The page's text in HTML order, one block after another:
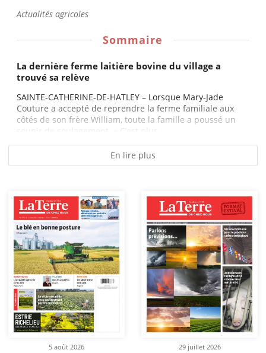
Actualités agricoles
Sommaire
La dernière ferme laitière bovine du village a
trouvé sa relève
SAINTE-CATHERINE-DE-HATLEY – Lorsque Mary-Jade
Couture a accepté de reprendre la ferme familiale aux
côtés de son frère William, toute la famille a poussé un
soupir de soulagement. « C’est plus...
En lire plus
5 août 2026 29 juillet 2026